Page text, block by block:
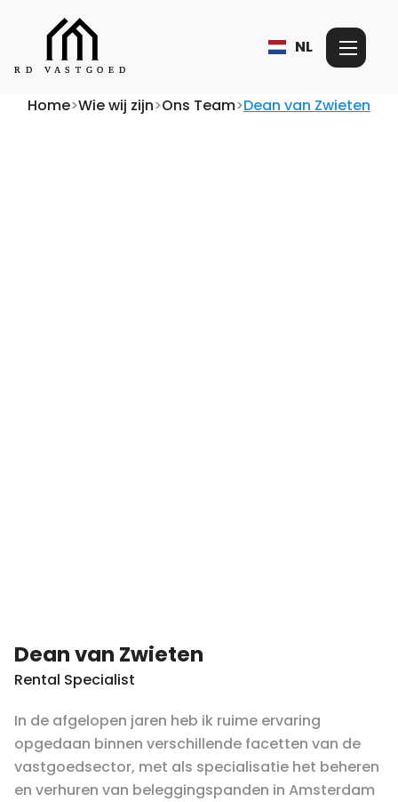
NL
Home>Wie wij zijn>Ons Team>Dean van Zwieten
Dean van Zwieten
Rental Specialist
In de afgelopen jaren heb ik ruime ervaring
opgedaan binnen verschillende facetten van de
vastgoedsector, met als specialisatie het beheren
en verhuren van beleggingspanden in Amsterdam